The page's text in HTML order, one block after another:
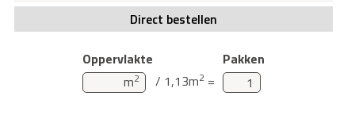
Direct bestellen
Oppervlakte
Pakken
m2 / 1,13m2 =